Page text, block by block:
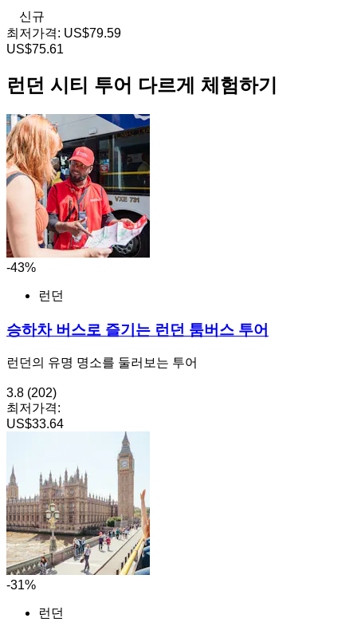
신규
최저가격: US$79.59
US$75.61
런던 시티 투어 다르게 체험하기
-43%
런던
승하차 버스로 즐기는 런던 툼버스 투어
런던의 유명 명소를 둘러보는 투어
3.8 (202)
최저가격:
US$33.64
-31%
런던